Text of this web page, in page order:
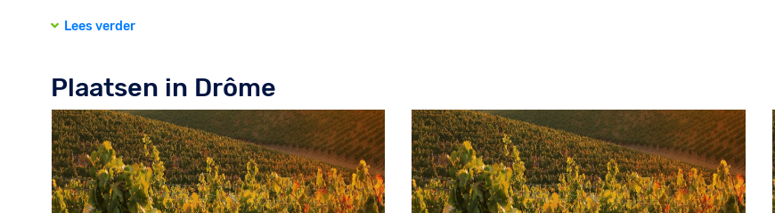
Lees verder
Plaatsen in Drôme